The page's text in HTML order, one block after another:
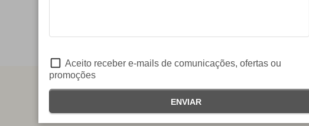
Seguradoras Parceiras
Aceito receber e-mails de comunicações, ofertas ou
promoções
ENVIAR